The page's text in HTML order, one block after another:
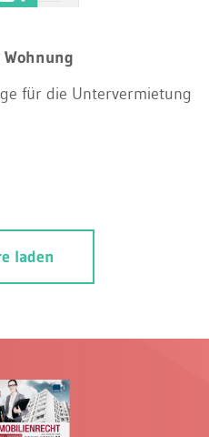
für die Untervermietung
laden